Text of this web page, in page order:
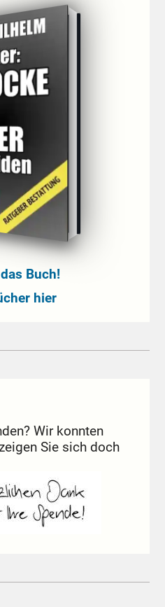
Buch!
hier
Wir konnten
Sie sich doch